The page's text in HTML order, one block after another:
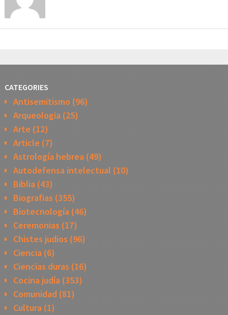
CATEGORIES
Antisemitismo (96)
Arqueologia(25)
Arte (12)
Article (7)
Astrología hebrea(49)
Autodefensa intelectual (10)
Biblia(43)
Biografias (355)
Biotecnología(46)
Ceremonias (17)
Chistes judios (96)
Ciencia(6)
Ciencias duras (16)
Cocina judía(353)
Comunidad(81)
Cultura(1)